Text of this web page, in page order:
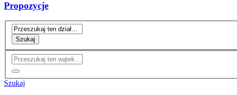
Propozycje
Szukaj
Szukaj